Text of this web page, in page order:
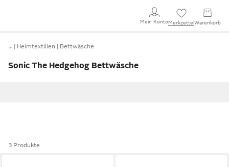
Mein KontoMerkzettel Warenkorb
… Heimtextilien Bettwäsche
Sonic The Hedgehog Bettwäsche
3 Produkte